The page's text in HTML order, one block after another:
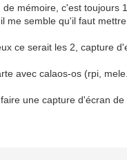
de mémoire, c'est toujours
me semble qu'il faut
ce serait les 2, capture
avec calaos-os (rpi,
une capture d'écran